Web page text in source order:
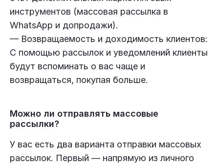
инструментов (массовая рассылка в
WhatsApp и допродажи).
— Возвращаемость и доходимость клиентов:
С помощью рассылок и уведомлений клиенты
будут вспоминать о вас чаще и
возвращаться, покупая больше.
Можно ли отправлять массовые
рассылки?
У вас есть два варианта отправки массовых
рассылок. Первый — напрямую из личного